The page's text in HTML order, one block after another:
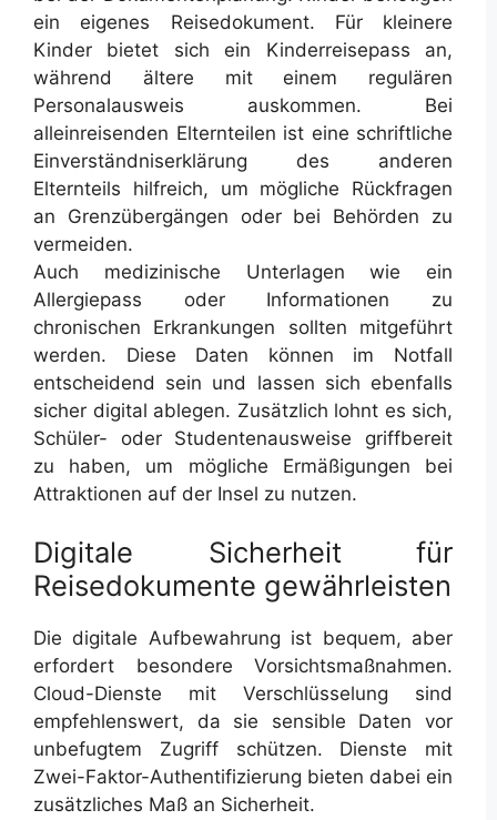
ein eigenes Reisedokument. Für kleinere
Kinder bietet sich ein Kinderreisepass an,
während ältere mit einem regulären
Personalausweis auskommen. Bei
alleinreisenden Elternteilen ist eine schriftliche
Einverständniserklärung des anderen
Elternteils hilfreich, um mögliche Rückfragen
an Grenzübergängen oder bei Behörden zu
vermeiden.
Auch medizinische Unterlagen wie ein
Allergiepass oder Informationen zu
chronischen Erkrankungen sollten mitgeführt
werden. Diese Daten können im Notfall
entscheidend sein und lassen sich ebenfalls
sicher digital ablegen. Zusätzlich lohnt es sich,
Schüler- oder Studentenausweise griffbereit
zu haben, um mögliche Ermäßigungen bei
Attraktionen auf der Insel zu nutzen.
Digitale Sicherheit für
Reisedokumente gewährleisten
Die digitale Aufbewahrung ist bequem, aber
erfordert besondere Vorsichtsmaßnahmen.
Cloud-Dienste mit Verschlüsselung sind
empfehlenswert, da sie sensible Daten vor
unbefugtem Zugriff schützen. Dienste mit
Zwei-Faktor-Authentifizierung bieten dabei ein
zusätzliches Maß an Sicherheit.